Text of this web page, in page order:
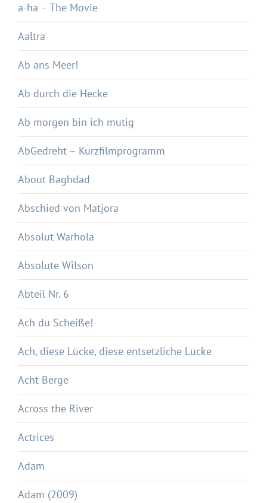
a-ha – The Movie
Aaltra
Ab ans Meer!
Ab durch die Hecke
Ab morgen bin ich mutig
AbGedreht – Kurzfilmprogramm
About Baghdad
Abschied von Matjora
Absolut Warhola
Absolute Wilson
Abteil Nr. 6
Ach du Scheiße!
Ach, diese Lücke, diese entsetzliche Lücke
Acht Berge
Across the River
Actrices
Adam
Adam (2009)